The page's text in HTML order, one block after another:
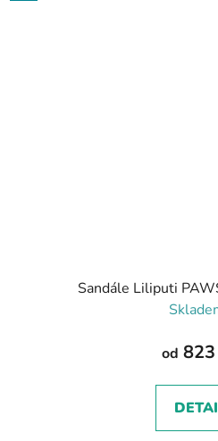
Sandále Liliputi
od 823